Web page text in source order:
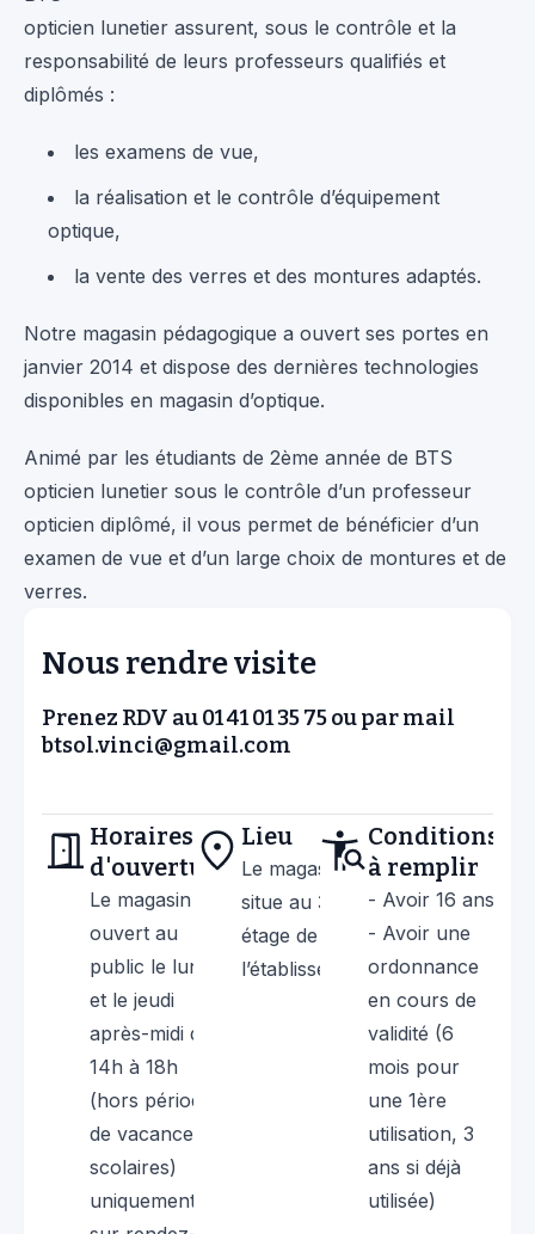
opticien lunetier assurent, sous le contrôle et la
responsabilité de leurs professeurs qualifiés et
diplômés :
les examens de vue,
la réalisation et le contrôle d’équipement
optique,
la vente des verres et des montures adaptés.
Notre magasin pédagogique a ouvert ses portes en
janvier 2014 et dispose des dernières technologies
disponibles en magasin d’optique.
Animé par les étudiants de 2ème année de BTS
opticien lunetier sous le contrôle d’un professeur
opticien diplômé, il vous permet de bénéficier d’un
examen de vue et d’un large choix de montures et de
verres.
Nousrendrevisite
Prenez RDV au01 41 01 35 75ou par mail
btsol.vinci@gmail.com
Horaires
d'ouverture
Le magasin est
ouvert au
public le lundi
et le jeudi
après-midi de
14h à 18h
(hors périodes
de vacances
scolaires)
uniquement
Lieu
Le magasin se
situe au 3ème
étage de
l’établissement.
Conditions
à remplir
- Avoir 16 ans
- Avoir une
ordonnance
en cours de
validité (6
mois pour
une 1ère
utilisation, 3
ans si déjà
utilisée)